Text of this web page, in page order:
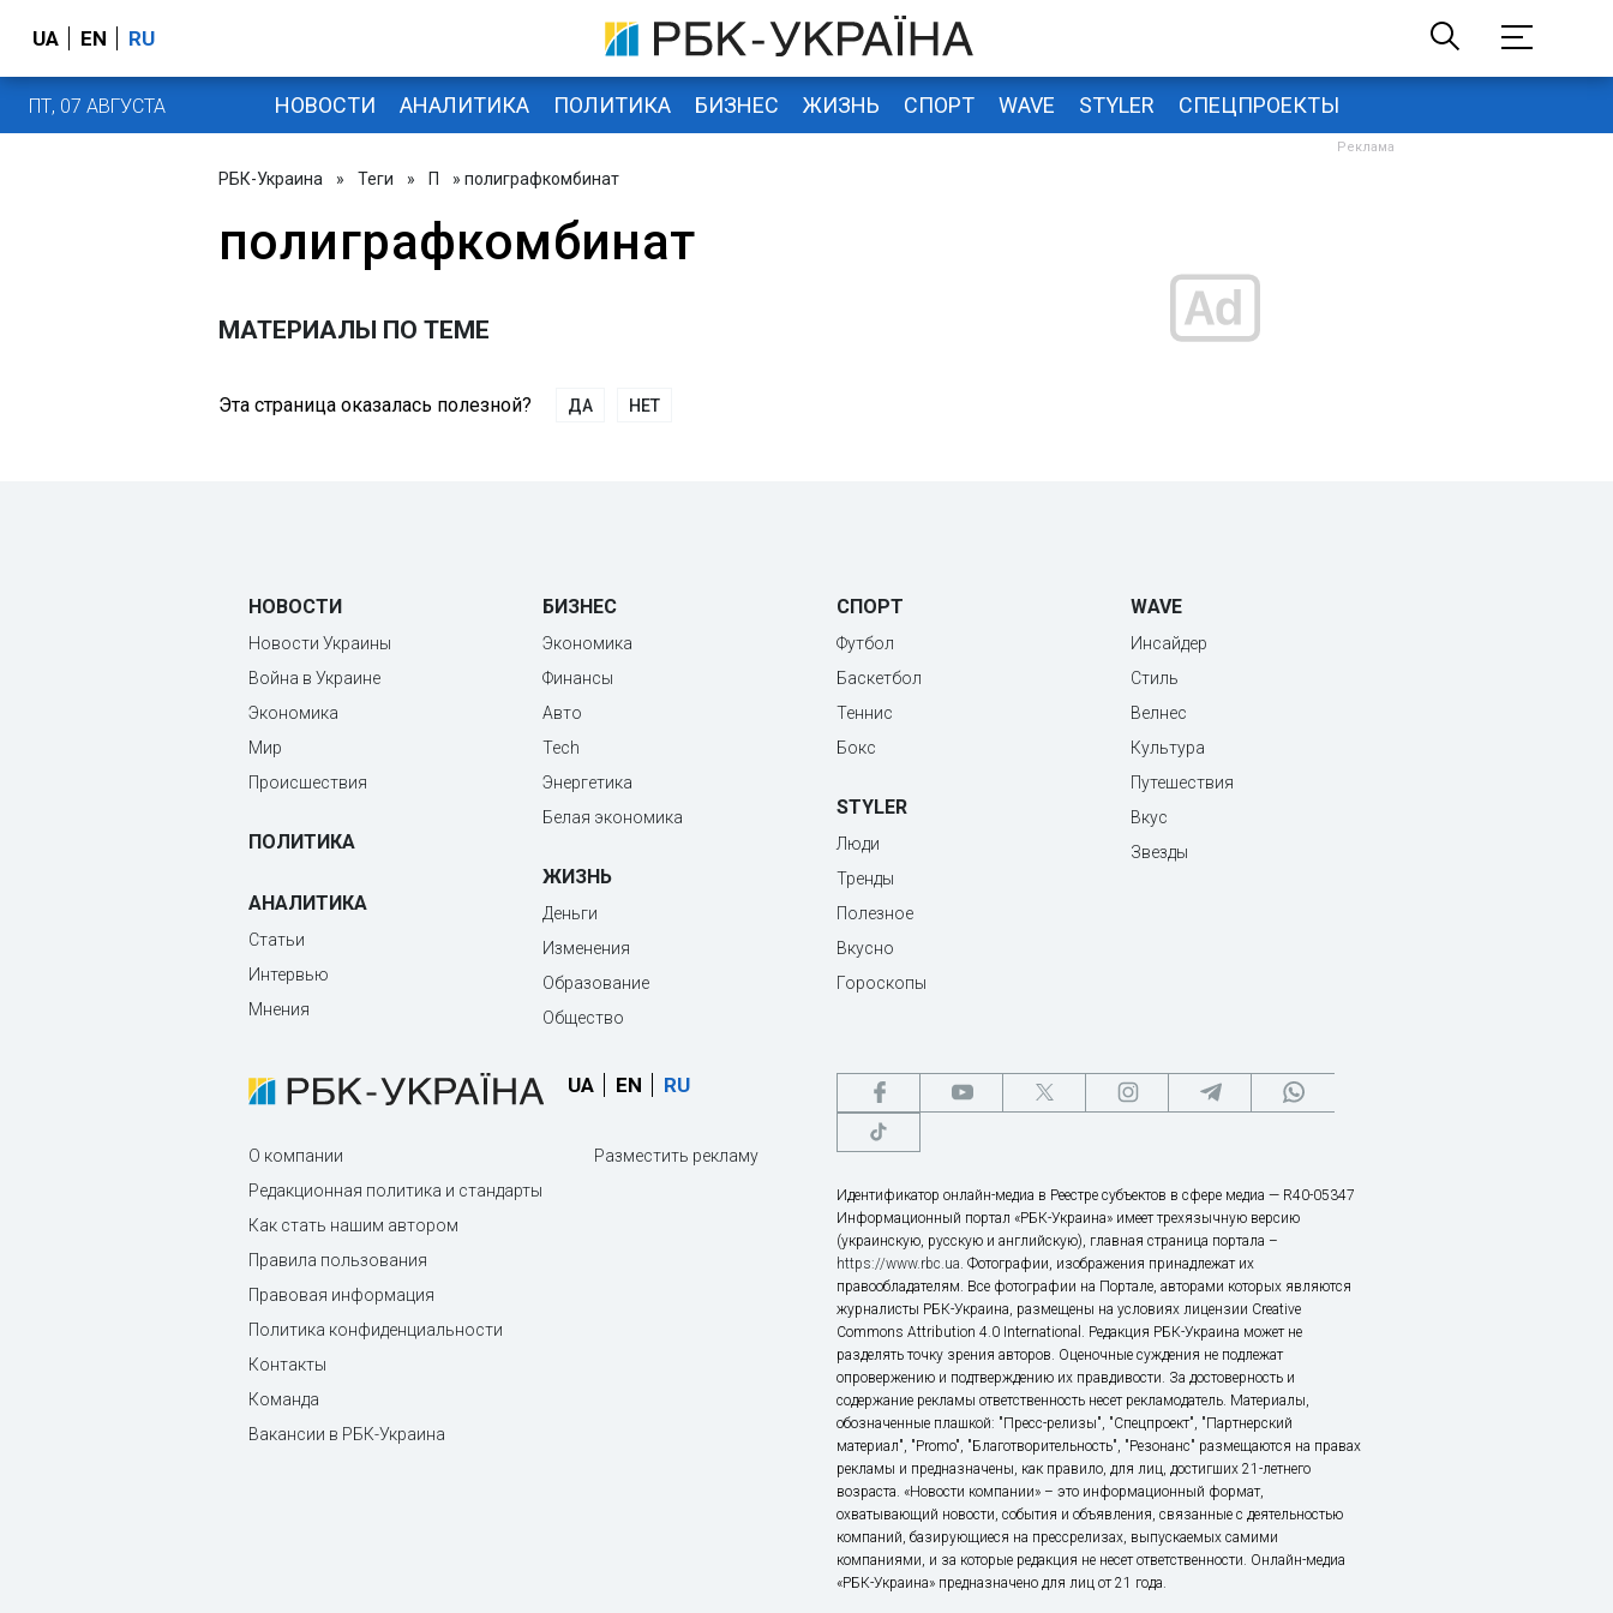
UA EN RU
ПТ, 07 АВГУСТА НОВОСТИ АНАЛИТИКА ПОЛИТИКА БИЗНЕС ЖИЗНЬ СПОРТ WAVE STYLER СПЕЦПРОЕКТЫ
РБК-Украина » Теги » П » полиграфкомбинат
полиграфкомбинат
МАТЕРИАЛЫ ПО ТЕМЕ
Эта страница оказалась полезной? ДА НЕТ
НОВОСТИ
Новости Украины
Война в Украине
Экономика
Мир
Происшествия
ПОЛИТИКА
АНАЛИТИКА
Статьи
Интервью
Мнения
БИЗНЕС
Экономика
Финансы
Авто
Tech
Энергетика
Белая экономика
ЖИЗНЬ
Деньги
Изменения
Образование
Общество
СПОРТ
Футбол
Баскетбол
Теннис
Бокс
STYLER
Люди
Тренды
Полезное
Вкусно
Гороскопы
WAVE
Инсайдер
Стиль
Велнес
Культура
Путешествия
Вкус
Звезды
UA EN RU
О компании
Редакционная политика и стандарты
Как стать нашим автором
Правила пользования
Правовая информация
Политика конфиденциальности
Контакты
Команда
Вакансии в РБК-Украина
Разместить рекламу
Идентификатор онлайн-медиа в Реестре субъектов в сфере медиа — R40-05347
Информационный портал «РБК-Украина» имеет трехязычную версию
(украинскую, русскую и английскую), главная страница портала –
https://www.rbc.ua. Фотографии, изображения принадлежат их
правообладателям. Все фотографии на Портале, авторами которых являются
журналисты РБК-Украина, размещены на условиях лицензии Creative
Commons Attribution 4.0 International. Редакция РБК-Украина может не
разделять точку зрения авторов. Оценочные суждения не подлежат
опровержению и подтверждению их правдивости. За достоверность и
содержание рекламы ответственность несет рекламодатель. Материалы,
обозначенные плашкой: "Пресс-релизы", "Спецпроект", "Партнерский
материал", "Promo", "Благотворительность", "Резонанс" размещаются на правах
рекламы и предназначены, как правило, для лиц, достигших 21-летнего
возраста. «Новости компании» – это информационный формат,
охватывающий новости, события и объявления, связанные с деятельностью
компаний, базирующиеся на прессрелизах, выпускаемых самими
компаниями, и за которые редакция не несет ответственности. Онлайн-медиа
«РБК-Украина» предназначено для лиц от 21 года.